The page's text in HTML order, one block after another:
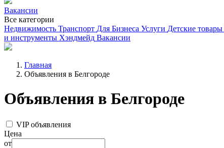
Вакансии
Все категории
Недвижимость Транспорт Для Бизнеса Услуги Детские товары
и инструменты Хэндмейд Вакансии
Главная
Объявления в Белгороде
Объявления в Белгороде
VIP объявления
Цена
от